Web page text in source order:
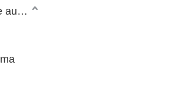
Reproductor de Android de automóvil 7/9/10 pulgadas